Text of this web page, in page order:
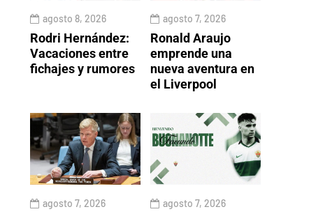
agosto 8, 2026
Rodri Hernández:
Vacaciones entre
fichajes y rumores
agosto 7, 2026
Ronald Araujo
emprende una
nueva aventura en
el Liverpool
agosto 7, 2026 agosto 7, 2026